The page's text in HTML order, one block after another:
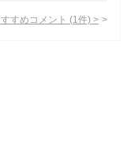
すめコメント (1 件) >